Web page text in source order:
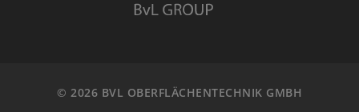
© 2026 BVL OBERFLÄCHENTECHNIK GMBH